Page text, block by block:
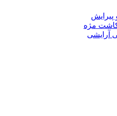
پیرایش
مژه
آرایشی